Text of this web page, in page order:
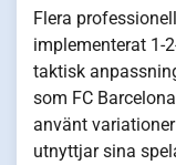
Flera
implementerat 1-
taktisk
som FC
använt
utnyttjar sina